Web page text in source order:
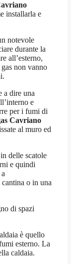
installarla e
notevole
durante la
all’esterno,
non vanno
a dire una
e
per i fumi di
Cavriano
al muro ed
delle scatole
e quindi
cantina o in una
di spazi
è quello
esterno. La
caldaia.